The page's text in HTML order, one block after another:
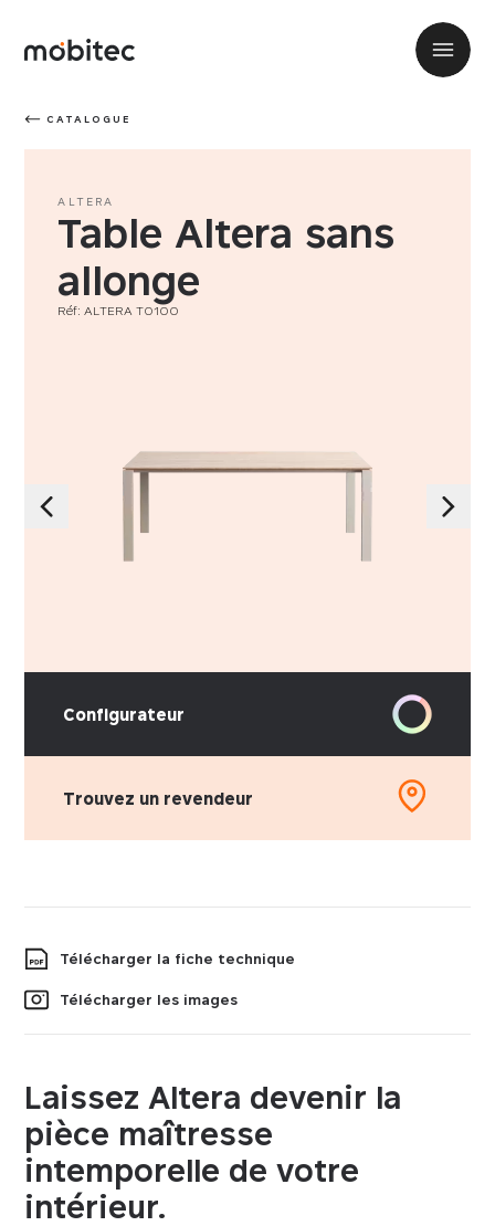
CATALOGUE
ALTERA
Table Altera sans
allonge
Réf: ALTERA T0100
Configurateur
Trouvez un revendeur
Laissez Altera devenir la
pièce maîtresse
intemporelle de votre
intérieur.
Télécharger la fiche technique
Télécharger les images